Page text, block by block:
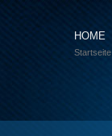
HOME
Startseite